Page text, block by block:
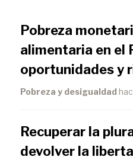
Pobreza
alimentaria en el
oportunidades y
Joanna Kámiche
Pobreza y desigualdad
Recuperar la
devolver la